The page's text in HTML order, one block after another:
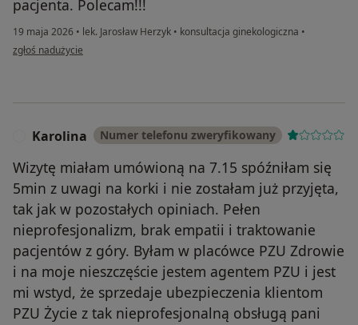
pacjenta. Polecam!!!
19 maja 2026 • lek. Jarosław Herzyk • konsultacja ginekologiczna •
w opinii użytkownika Emilia
zgłoś nadużycie
Karolina Numer telefonu zweryfikowany
Wizytę miałam umówioną na 7.15 spóźniłam się
5min z uwagi na korki i nie zostałam już przyjęta,
tak jak w pozostałych opiniach. Pełen
nieprofesjonalizm, brak empatii i traktowanie
pacjentów z góry. Byłam w placówce PZU Zdrowie
i na moje nieszczęście jestem agentem PZU i jest
mi wstyd, że sprzedaje ubezpieczenia klientom
PZU Życie z tak nieprofesjonalną obsługą pani